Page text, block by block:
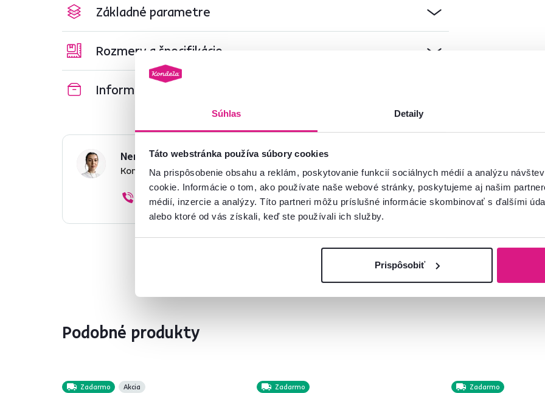
Súhlas Detaily
Táto webstránka používa súbory cookies
Na prispôsobenie obsahu a reklám, poskytovanie funkcií sociálnych médií a analýzu
cookie. Informácie o tom, ako používate naše webové stránky, poskytujeme aj našim
médií, inzercie a analýzy. Títo partneri môžu príslušné informácie skombinovať s ďalšími
alebo ktoré od vás získali, keď ste používali ich služby.
Prispôsobiť
Základné parametre
Rozmery a špecifikácie
Informácie o balení
Nenašli ste požadované informácie?
Kontaktujte nás a my vám radi poradíme
02/ 40 100 100 Spustiť chat
Podobné produkty
Zadarmo
Akcia
Zadarmo Zadarmo